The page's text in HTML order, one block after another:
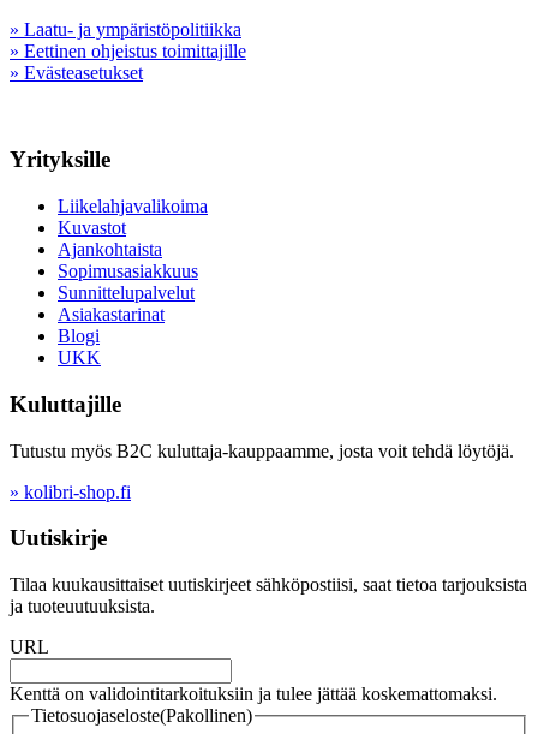
» Laatu- ja ympäristöpolitiikka
» Eettinen ohjeistus toimittajille
» Evästeasetukset
Yrityksille
Liikelahjavalikoima
Kuvastot
Ajankohtaista
Sopimusasiakkuus
Sunnittelupalvelut
Asiakastarinat
Blogi
UKK
Kuluttajille
Tutustu myös B2C kuluttaja-kauppaamme, josta voit tehdä löytöjä.
» kolibri-shop.fi
Uutiskirje
Tilaa kuukausittaiset uutiskirjeet sähköpostiisi, saat tietoa tarjouksista
ja tuoteuutuuksista.
URL
Kenttä on validointitarkoituksiin ja tulee jättää koskemattomaksi.
Tietosuojaseloste(Pakollinen)